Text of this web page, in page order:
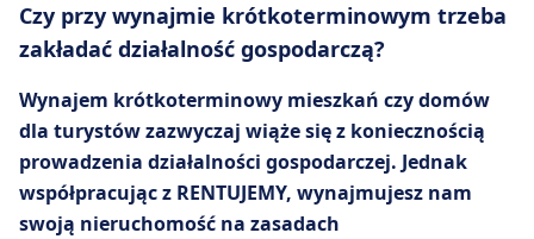
Czy przy wynajmie krótkoterminowym trzeba
zakładać działalność gospodarczą?
Wynajem krótkoterminowy mieszkań czy domów
dla turystów zazwyczaj wiąże się z koniecznością
prowadzenia działalności gospodarczej. Jednak
współpracując z RENTUJEMY, wynajmujesz nam
swoją nieruchomość na zasadach